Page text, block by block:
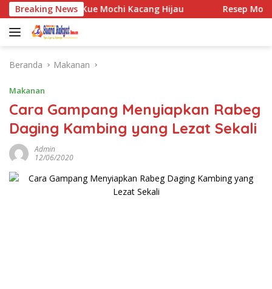
Langsung
ke
konten
Breaking News
Resep Kue Mochi Kacang Hijau Resep Mochi
Beranda Makanan
Makanan
Cara Gampang Menyiapkan Rabeg
Daging Kambing yang Lezat Sekali
Admin
12/06/2020